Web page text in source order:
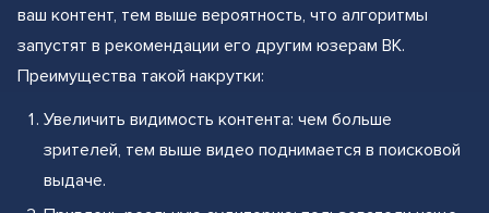
ваш контент, тем выше вероятность, что алгоритмы
запустят в рекомендации его другим юзерам ВК.
Преимущества такой накрутки:
Увеличить видимость контента: чем больше
зрителей, тем выше видео поднимается в поисковой
выдаче.